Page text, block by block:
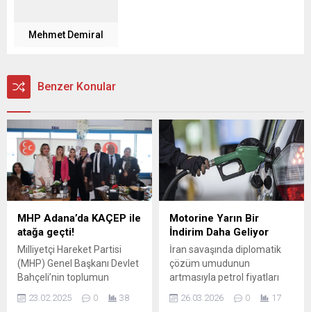
Mehmet Demiral
Benzer Konular
MHP Adana’da KAÇEP ile
atağa geçti!
Milliyetçi Hareket Partisi
(MHP) Genel Başkanı Devlet
Bahçeli’nin toplumun
tümünü kucaklayan siyaset
tarzını Adana’da
23.02.2025 0 38
Motorine Yarın Bir
İndirim Daha Geliyor
İran savaşında diplomatik
çözüm umudunun
artmasıyla petrol fiyatları
yendien 100 doların altına
geriledi. Bu da akaryakıt
26.03.2026 0 17